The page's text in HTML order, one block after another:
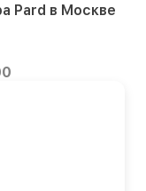
Pard в Москве